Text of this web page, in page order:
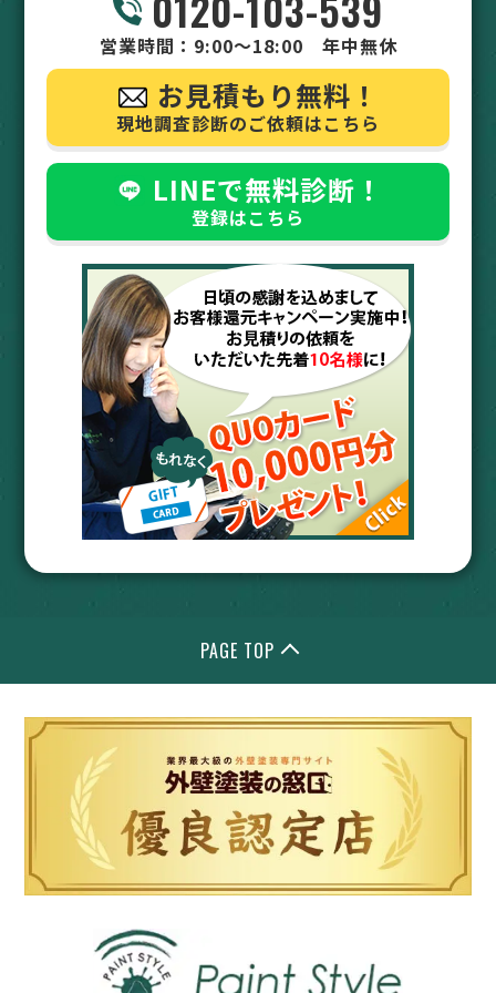
営業時間：9:00～18:00 年中無休
お見積もり無料！
現地調査診断のご依頼はこちら
LINEで無料診断！
登録はこちら
PAGE TOP